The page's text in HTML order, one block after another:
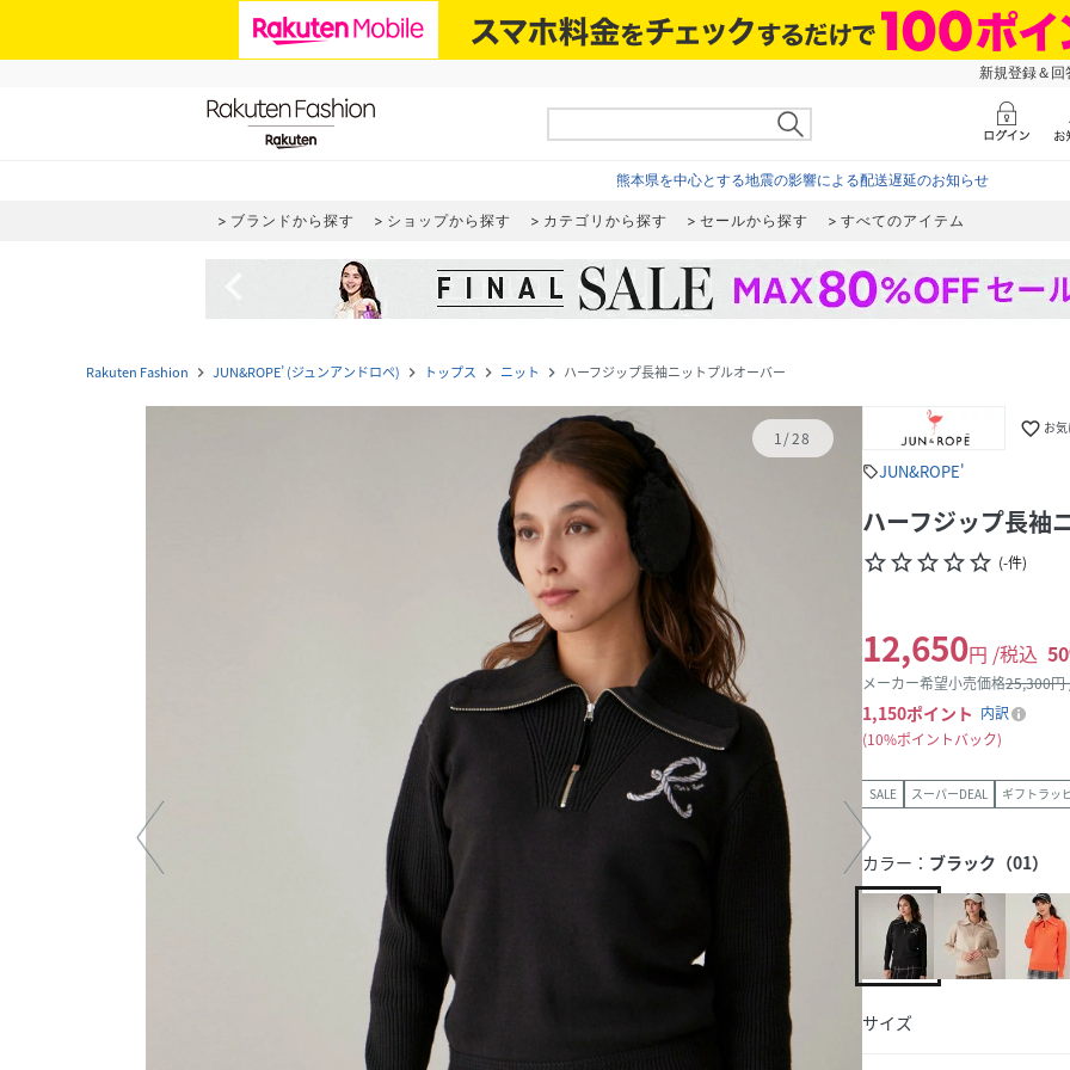
新規登録＆
熊本県を中心とする地震の影響による配送遅延のお知らせ
ブランドから探す ショップから探す カテゴリから探す セールから探す すべてのアイテム
Rakuten Fashion navigate_next JUN&ROPE’ (ジュンアンドロペ) navigate_next トップス navigate_next ニット navigate_next ハーフジップ長袖ニットプルオーバー
1/28 favorite_border お
sellJUN&ROPE'
ハーフジップ長袖
star_borderstar_borderstar_borderstar_borderstar_border (-件)
12,650円 /税込 50
メーカー希望小売価格25,300円
1,150ポイント 内訳
10%ポイントバック
SALE スーパーDEAL ギフトラッ
カラー： ブラック（01）
サイズ